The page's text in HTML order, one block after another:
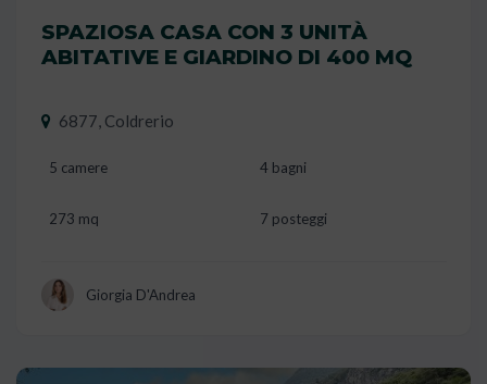
SPAZIOSA CASA CON 3 UNITÀ
ABITATIVE E GIARDINO DI 400 MQ
6877, Coldrerio
5 camere 4 bagni
273 mq 7 posteggi
Giorgia D'Andrea